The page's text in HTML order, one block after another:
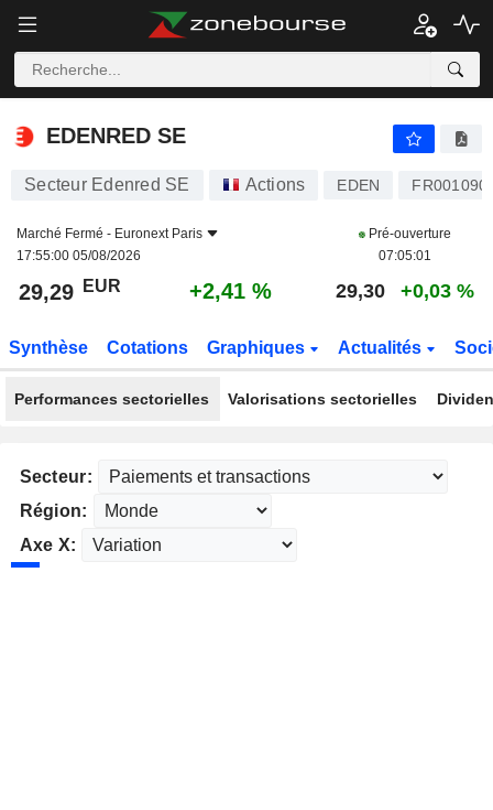
EDENRED SE
EDENRED SE
Secteur Edenred SE Actions EDEN
Marché Fermé - Euronext Paris
17:55:00 05/08/2026
Pré-ouverture
07:05:01
29,29 EUR +2,41 % 29,30 +0,03 %
Synthèse Cotations Graphiques Actualités
Performances sectorielles Valorisations sectorielles
Secteur:
Région:
Axe X: